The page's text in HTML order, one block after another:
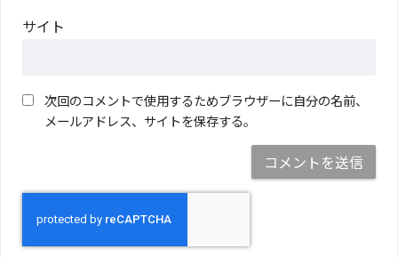
サイト
次回のコメントで使用するためブラウザーに自分の名前、
メールアドレス、サイトを保存する。